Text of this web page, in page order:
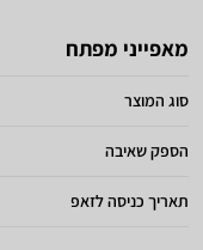
מאפייני מפתח
סוג המוצר
הספק שאיבה
תאריך כניסה לזאפ